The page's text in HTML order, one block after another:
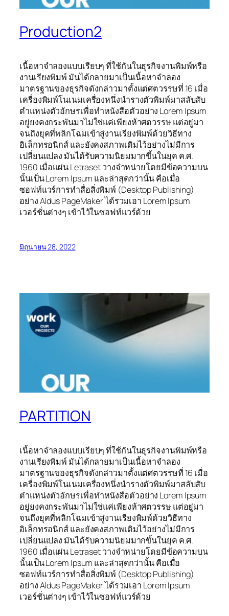
Production2
เนื้อหาจำลองแบบเรียบๆ ที่ใช้กันในธุรกิจงานพิมพ์หรือ
งานเรียงพิมพ์ มันได้กลายมาเป็นเนื้อหาจำลอง
มาตรฐานของธุรกิจดังกล่าวมาตั้งแต่ศตวรรษที่ 16 เมื่อ
เครื่องพิมพ์โนเนมเครื่องหนึ่งนำรางตัวพิมพ์มาสลับสับ
ตำแหน่งตัวอักษรเพื่อทำหนังสือตัวอย่าง Lorem Ipsum
อยู่ยงคงกระพันมาไม่ใช่แค่เพียงห้าศตวรรษ แต่อยู่มา
จนถึงยุคที่พลิกโฉมเข้าสู่งานเรียงพิมพ์ด้วยวิธีทาง
อิเล็กทรอนิกส์ และยังคงสภาพเดิมไว้อย่างไม่มีการ
เปลี่ยนแปลง มันได้รับความนิยมมากขึ้นในยุค ค.ศ.
1960 เมื่อแผ่น Letraset วางจำหน่ายโดยมีข้อความบน
นั้นเป็น Lorem Ipsum และล่าสุดกว่านั้น คือเมื่อ
ซอฟท์แวร์การทำสื่อสิ่งพิมพ์ (Desktop Publishing)
อย่าง Aldus PageMaker ได้รวมเอา Lorem Ipsum
เวอร์ชั่นต่างๆ เข้าไว้ในซอฟท์แวร์ด้วย
มิถุนายน 28, 2022
PARTITION
เนื้อหาจำลองแบบเรียบๆ ที่ใช้กันในธุรกิจงานพิมพ์หรือ
งานเรียงพิมพ์ มันได้กลายมาเป็นเนื้อหาจำลอง
มาตรฐานของธุรกิจดังกล่าวมาตั้งแต่ศตวรรษที่ 16 เมื่อ
เครื่องพิมพ์โนเนมเครื่องหนึ่งนำรางตัวพิมพ์มาสลับสับ
ตำแหน่งตัวอักษรเพื่อทำหนังสือตัวอย่าง Lorem Ipsum
อยู่ยงคงกระพันมาไม่ใช่แค่เพียงห้าศตวรรษ แต่อยู่มา
จนถึงยุคที่พลิกโฉมเข้าสู่งานเรียงพิมพ์ด้วยวิธีทาง
อิเล็กทรอนิกส์ และยังคงสภาพเดิมไว้อย่างไม่มีการ
เปลี่ยนแปลง มันได้รับความนิยมมากขึ้นในยุค ค.ศ.
1960 เมื่อแผ่น Letraset วางจำหน่ายโดยมีข้อความบน
นั้นเป็น Lorem Ipsum และล่าสุดกว่านั้น คือเมื่อ
ซอฟท์แวร์การทำสื่อสิ่งพิมพ์ (Desktop Publishing)
อย่าง Aldus PageMaker ได้รวมเอา Lorem Ipsum
เวอร์ชั่นต่างๆ เข้าไว้ในซอฟท์แวร์ด้วย